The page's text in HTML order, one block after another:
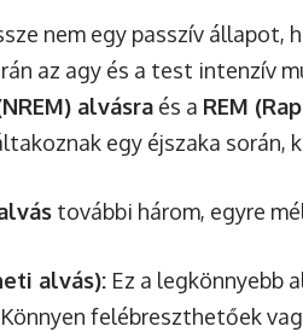
nem egy passzív állapot,
az agy és a test intenzív
alvásra és a REM
egy éjszaka során,
további három, egyre
alvás): Ez a legkönnyebb
felébreszthetőek